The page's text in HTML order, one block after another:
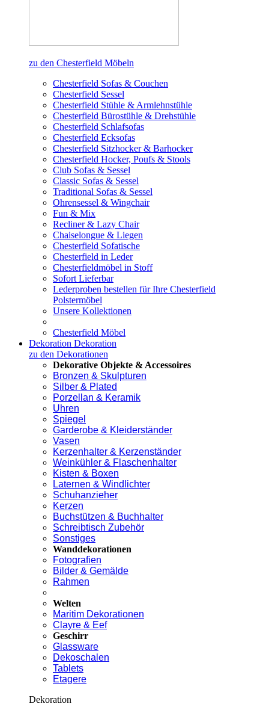
zu den Chesterfield Möbeln
Chesterfield Sofas & Couchen
Chesterfield Sessel
Chesterfield Stühle & Armlehnstühle
Chesterfield Bürostühle & Drehstühle
Chesterfield Schlafsofas
Chesterfield Ecksofas
Chesterfield Sitzhocker & Barhocker
Chesterfield Hocker, Poufs & Stools
Club Sofas & Sessel
Classic Sofas & Sessel
Traditional Sofas & Sessel
Ohrensessel & Wingchair
Fun & Mix
Recliner & Lazy Chair
Chaiselongue & Liegen
Chesterfield Sofatische
Chesterfield in Leder
Chesterfieldmöbel in Stoff
Sofort Lieferbar
Lederproben bestellen für Ihre Chesterfield
Polstermöbel
Unsere Kollektionen
Chesterfield Möbel
Dekoration Dekoration
zu den Dekorationen
Dekorative Objekte & Accessoires
Bronzen & Skulpturen
Silber & Plated
Porzellan & Keramik
Uhren
Spiegel
Garderobe & Kleiderständer
Vasen
Kerzenhalter & Kerzenständer
Weinkühler & Flaschenhalter
Kisten & Boxen
Laternen & Windlichter
Schuhanzieher
Kerzen
Buchstützen & Buchhalter
Schreibtisch Zubehör
Sonstiges
Wanddekorationen
Fotografien
Bilder & Gemälde
Rahmen
Welten
Maritim Dekorationen
Clayre & Eef
Geschirr
Glassware
Dekoschalen
Tablets
Etagere
Dekoration